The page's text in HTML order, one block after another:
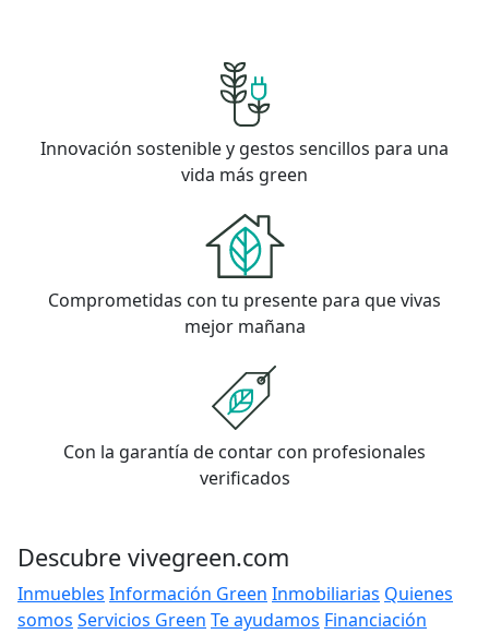
Innovación sostenible y gestos sencillos para una
vida más green
Comprometidas con tu presente para que vivas
mejor mañana
Con la garantía de contar con profesionales
verificados
Descubre vivegreen.com
Inmuebles Información Green Inmobiliarias Quienes
somos Servicios Green Te ayudamos Financiación